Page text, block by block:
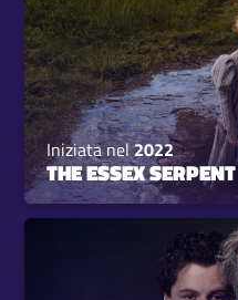
Iniziata nel2022
THE ESSEX SERPENT